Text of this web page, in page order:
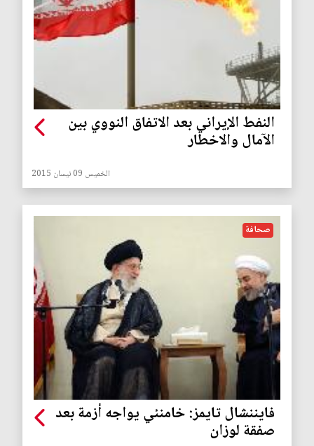
النفط الإيراني بعد الاتفاق النووي بين
الآمال والاخطار
الخميس 09 نيسان 2015
صحافة
فايننشال تايمز: خامنئي يواجه أزمة بعد
صفقة لوزان